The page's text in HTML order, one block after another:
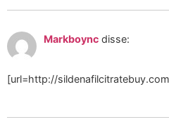
Markboync disse:
[url=http://